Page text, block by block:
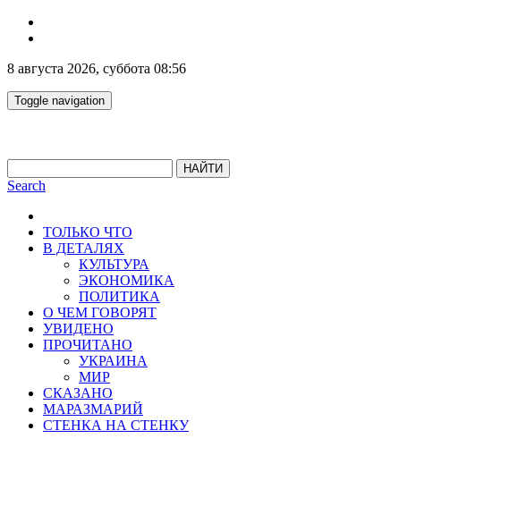
8 августа 2026, суббота 08:56
Toggle navigation
НАЙТИ
Search
ТОЛЬКО ЧТО
В ДЕТАЛЯХ
КУЛЬТУРА
ЭКОНОМИКА
ПОЛИТИКА
О ЧЕМ ГОВОРЯТ
УВИДЕНО
ПРОЧИТАНО
УКРАИНА
МИР
СКАЗАНО
МАРАЗМАРИЙ
СТЕНКА НА СТЕНКУ